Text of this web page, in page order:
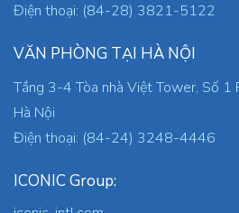
Điện thoại: (84-28) 3821-5122
VĂN PHÒNG TẠI HÀ NỘI
Tầng 3-4 Tòa nhà Việt Tower, Số 1
Hà Nội
Điện thoại: (84-24) 3248-4446
ICONIC Group: